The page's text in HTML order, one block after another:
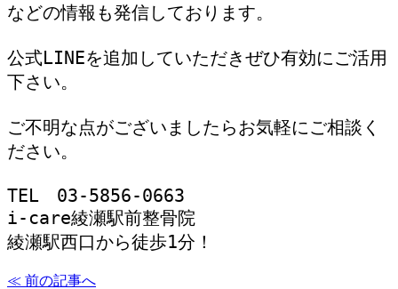
などの情報も発信しております。
公式LINEを追加していただきぜひ有効にご活用
下さい。
ご不明な点がございましたらお気軽にご相談く
ださい。
TEL　03-5856-0663
i-care綾瀬駅前整骨院
綾瀬駅西口から徒歩1分！
≪ 前の記事へ